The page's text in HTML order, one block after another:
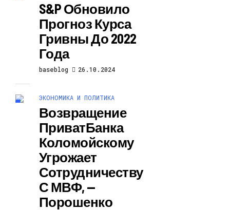
S&P Обновило
Прогноз Курса
Гривны До 2022
Года
baseblog 26.10.2024
ЭКОНОМИКА И ПОЛИТИКА
Возвращение
ПриватБанка
Коломойскому
Угрожает
Сотрудничеству
С МВФ, —
Порошенко